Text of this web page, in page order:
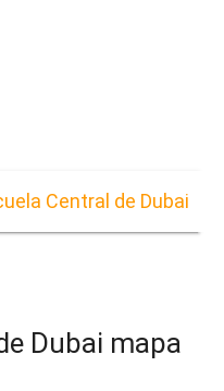
Central de Dubai
Dubai mapa